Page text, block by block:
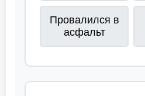
Провалился в
асфальт